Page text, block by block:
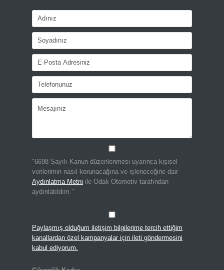
"6698 Sayılı Kanun düzenlenmesi uyarınca kişisel
verilerimin nasıl korunacağına ve işleneceğine dair
Aydınlatma Metni ile Odak Otomotiv tarafından
aydınlatıldım."
Paylaşmış olduğum iletişim bilgilerime tercih ettiğim
kanallardan özel kampanyalar için ileti göndermesini
kabul ediyorum.